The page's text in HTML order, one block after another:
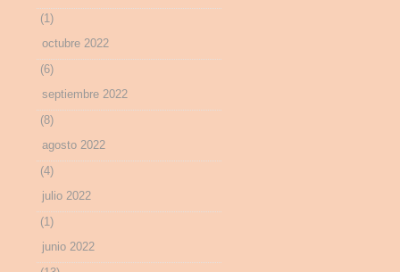
(1)
octubre 2022
(6)
septiembre 2022
(8)
agosto 2022
(4)
julio 2022
(1)
junio 2022